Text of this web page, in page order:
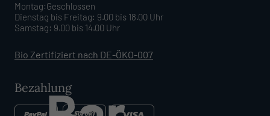
Montag:Geschlossen
Dienstag bis Freitag: 9.00 bis 18.00 Uhr
Samstag: 9.00 bis 14.00 Uhr
Bio Zertifiziert nach DE-ÖKO-007
Bezahlung